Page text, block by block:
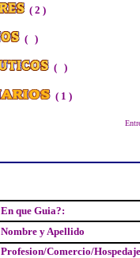
( 2 )
( )
( )
( 1 )
En que Guia?:
Nombre y Apellido
Profesion/Comercio/